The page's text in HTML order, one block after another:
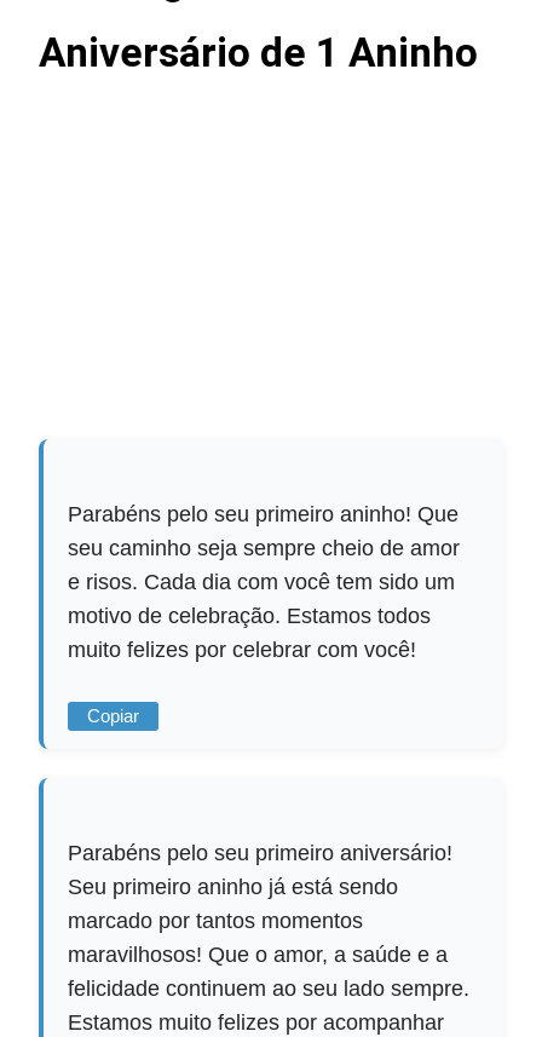
Aniversário de 1 Aninho
Parabéns pelo seu primeiro aninho! Que
seu caminho seja sempre cheio de amor
e risos. Cada dia com você tem sido um
motivo de celebração. Estamos todos
muito felizes por celebrar com você!
Copiar
Parabéns pelo seu primeiro aniversário!
Seu primeiro aninho já está sendo
marcado por tantos momentos
maravilhosos! Que o amor, a saúde e a
felicidade continuem ao seu lado sempre.
Estamos muito felizes por acompanhar